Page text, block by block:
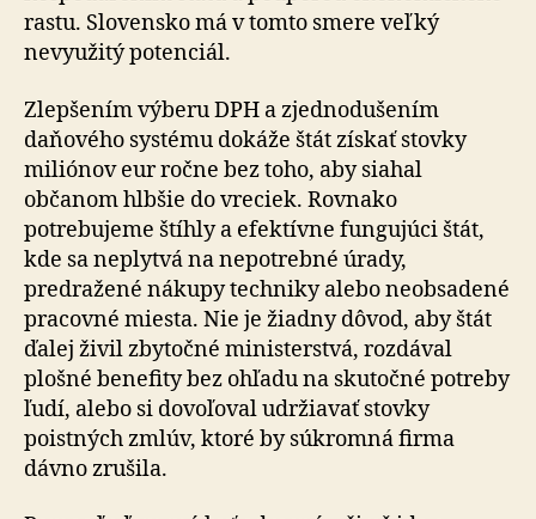
rastu. Slovensko má v tomto smere veľký
nevyužitý potenciál.
Zlepšením výberu DPH a zjednodušením
daňového systému dokáže štát získať stovky
miliónov eur ročne bez toho, aby siahal
občanom hlbšie do vreciek. Rovnako
potrebujeme štíhly a efektívne fungujúci štát,
kde sa neplytvá na nepotrebné úrady,
predražené nákupy techniky alebo neobsadené
pracovné miesta. Nie je žiadny dôvod, aby štát
ďalej živil zbytočné ministerstvá, rozdával
plošné benefity bez ohľadu na skutočné potreby
ľudí, alebo si dovoľoval udržiavať stovky
poistných zmlúv, ktoré by súkromná firma
dávno zrušila.